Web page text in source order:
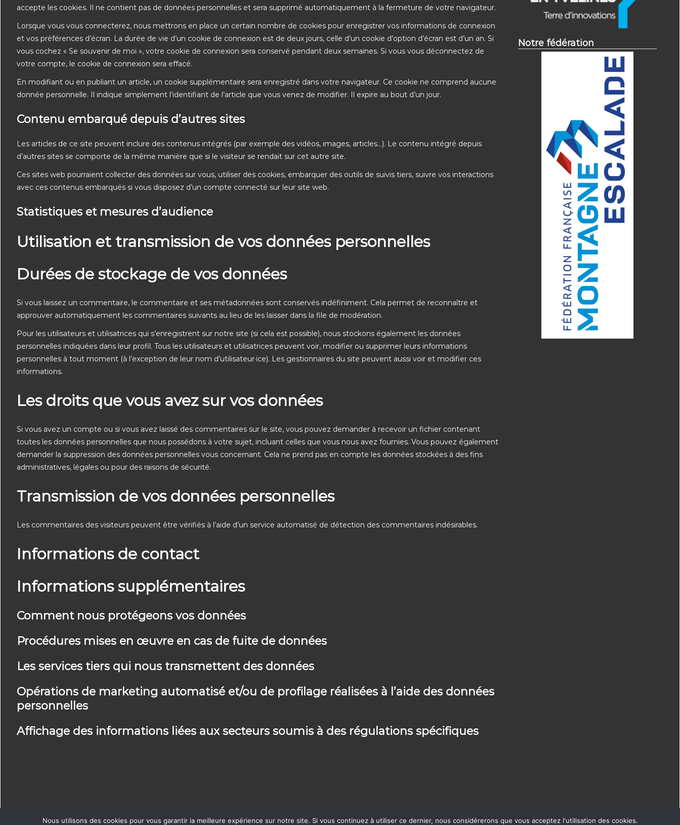
accepte les cookies. Il ne contient pas de données personnelles et sera supprimé automatiquement à la fermeture de votre navigateur.
Lorsque vous vous connecterez, nous mettrons en place un certain nombre de cookies pour enregistrer vos informations de connexion
et vos préférences d’écran. La durée de vie d’un cookie de connexion est de deux jours, celle d’un cookie d’option d’écran est d’un an. Si
vous cochez « Se souvenir de moi », votre cookie de connexion sera conservé pendant deux semaines. Si vous vous déconnectez de
votre compte, le cookie de connexion sera effacé.
En modifiant ou en publiant un article, un cookie supplémentaire sera enregistré dans votre navigateur. Ce cookie ne comprend aucune
donnée personnelle. Il indique simplement l’identifiant de l’article que vous venez de modifier. Il expire au bout d’un jour.
Contenu embarqué depuis d’autres sites
Les articles de ce site peuvent inclure des contenus intégrés (par exemple des vidéos, images, articles…). Le contenu intégré depuis
d’autres sites se comporte de la même manière que si le visiteur se rendait sur cet autre site.
Ces sites web pourraient collecter des données sur vous, utiliser des cookies, embarquer des outils de suivis tiers, suivre vos interactions
avec ces contenus embarqués si vous disposez d’un compte connecté sur leur site web.
Statistiques et mesures d’audience
Utilisation et transmission de vos données personnelles
Durées de stockage de vos données
Si vous laissez un commentaire, le commentaire et ses métadonnées sont conservés indéfiniment. Cela permet de reconnaître et
approuver automatiquement les commentaires suivants au lieu de les laisser dans la file de modération.
Pour les utilisateurs et utilisatrices qui s’enregistrent sur notre site (si cela est possible), nous stockons également les données
personnelles indiquées dans leur profil. Tous les utilisateurs et utilisatrices peuvent voir, modifier ou supprimer leurs informations
personnelles à tout moment (à l’exception de leur nom d’utilisateur·ice). Les gestionnaires du site peuvent aussi voir et modifier ces
informations.
Les droits que vous avez sur vos données
Si vous avez un compte ou si vous avez laissé des commentaires sur le site, vous pouvez demander à recevoir un fichier contenant
toutes les données personnelles que nous possédons à votre sujet, incluant celles que vous nous avez fournies. Vous pouvez également
demander la suppression des données personnelles vous concernant. Cela ne prend pas en compte les données stockées à des fins
administratives, légales ou pour des raisons de sécurité.
Transmission de vos données personnelles
Les commentaires des visiteurs peuvent être vérifiés à l’aide d’un service automatisé de détection des commentaires indésirables.
Informations de contact
Informations supplémentaires
Comment nous protégeons vos données
Procédures mises en œuvre en cas de fuite de données
Les services tiers qui nous transmettent des données
Opérations de marketing automatisé et/ou de profilage réalisées à l’aide des données
personnelles
Affichage des informations liées aux secteurs soumis à des régulations spécifiques
Notre fédération
Nous utilisons des cookies pour vous garantir la meilleure expérience sur notre site. Si vous continuez à utiliser ce dernier, nous considérerons que vous acceptez l'utilisation des cookies.